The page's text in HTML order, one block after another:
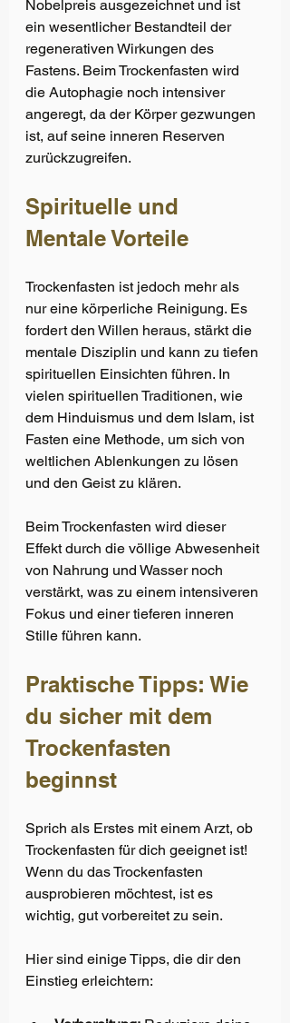
Nobelpreis ausgezeichnet und ist
ein wesentlicher Bestandteil der
regenerativen Wirkungen des
Fastens. Beim Trockenfasten wird
die Autophagie noch intensiver
angeregt, da der Körper gezwungen
ist, auf seine inneren Reserven
zurückzugreifen.
Spirituelle und
Mentale Vorteile
Trockenfasten ist jedoch mehr als
nur eine körperliche Reinigung. Es
fordert den Willen heraus, stärkt die
mentale Disziplin und kann zu tiefen
spirituellen Einsichten führen. In
vielen spirituellen Traditionen, wie
dem Hinduismus und dem Islam, ist
Fasten eine Methode, um sich von
weltlichen Ablenkungen zu lösen
und den Geist zu klären.
Beim Trockenfasten wird dieser
Effekt durch die völlige Abwesenheit
von Nahrung und Wasser noch
verstärkt, was zu einem intensiveren
Fokus und einer tieferen inneren
Stille führen kann.
Praktische Tipps: Wie
du sicher mit dem
Trockenfasten
beginnst
Sprich als Erstes mit einem Arzt, ob
Trockenfasten für dich geeignet ist!
Wenn du das Trockenfasten
ausprobieren möchtest, ist es
wichtig, gut vorbereitet zu sein.
Hier sind einige Tipps, die dir den
Einstieg erleichtern: